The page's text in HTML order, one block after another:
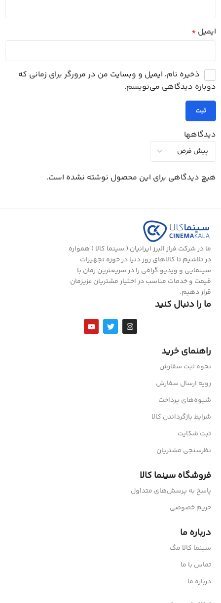
دیدگاهها
هیچ دیدگاهی برای این محصول نوشته نشده است.
ایمیل *
ذخیره نام، ایمیل و وبسایت من در مرورگر برای زمانی که
دوباره دیدگاهی می‌نویسم.
ما در شرکت فراز البرز ایرانیان ( سینما کالا ) همواره
در تلاشیم تا کالاهای روز دنیا در حوزه تجهیزات
سینمایی و ویدیو گرافی را در سریعترین زمان با
قیمت و خدمات مناسب در اختیار مشتریان عزیزمان
قرار دهیم.
ما را دنبال کنید
راهنمای خرید
نحوه ثبت سفارش
رویه ارسال سفارش
شیوه‌های پرداخت
شرایط بازگرداندن کالا
ثبت شکایت
نظرسنجی مشتریان
فروشگاه سینما کالا
پاسخ به پرسش‌های متداول
حریم خصوصی
درباره ما
سینما کالا مگ
تماس با ما
درباره ما